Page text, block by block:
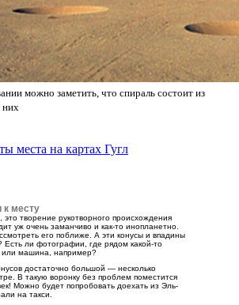
можно заметить, что спираль состоит из
них
места на картах Гугл
к месту
это творение рукотворного происхождения
уж очень заманчиво и как-то инопланетно.
его поближе. А эти конусы и впадины
Есть ли фотографии, где рядом какой-то
или машина, например?
достаточно большой — несколько
В такую воронку без проблем поместится
Можно будет попробовать доехать из Эль-
на такси.